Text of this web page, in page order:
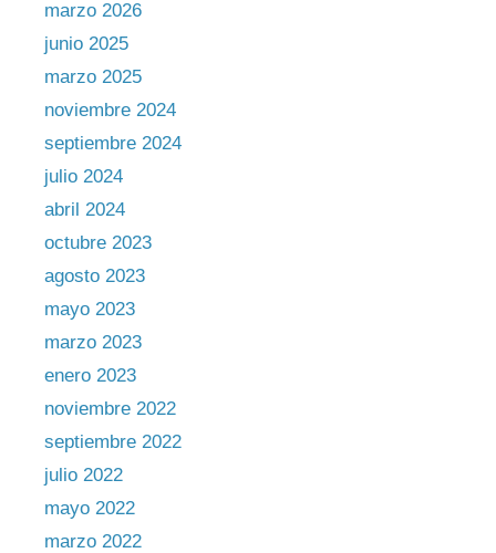
marzo 2026
junio 2025
marzo 2025
noviembre 2024
septiembre 2024
julio 2024
abril 2024
octubre 2023
agosto 2023
mayo 2023
marzo 2023
enero 2023
noviembre 2022
septiembre 2022
julio 2022
mayo 2022
marzo 2022